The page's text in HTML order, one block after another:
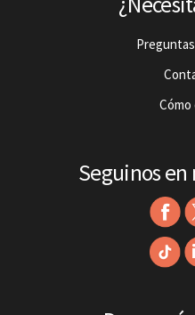
Seguinos en